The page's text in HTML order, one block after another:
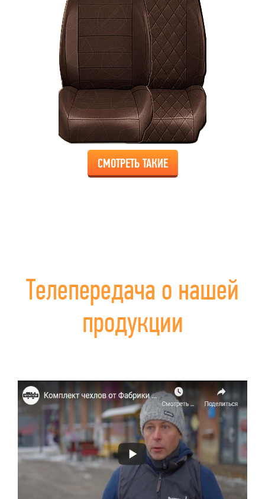
СМОТРЕТЬ ТАКИЕ
Телепередача о нашей
продукции